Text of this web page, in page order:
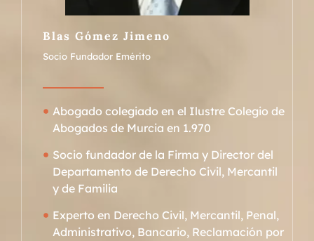
Blas Gómez Jimeno
Socio Fundador Emérito
Abogado colegiado en el Ilustre Colegio de
Abogados de Murcia en 1.970
Socio fundador de la Firma y Director del
Departamento de Derecho Civil, Mercantil
y de Familia
Experto en Derecho Civil, Mercantil, Penal,
Administrativo, Bancario, Reclamación por